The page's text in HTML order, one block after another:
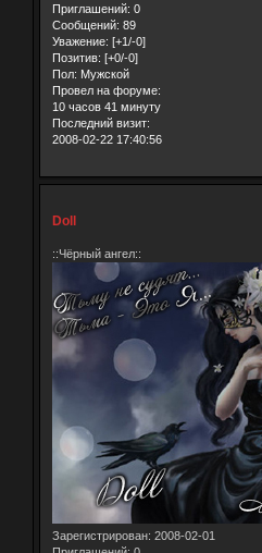
Приглашений: 0
Сообщений: 89
Уважение: [+1/-0]
Позитив: [+0/-0]
Пол: Мужской
Провел на форуме:
10 часов 41 минуту
Последний визит:
2008-02-22 17:40:56
Doll
::Чёрный ангел::
Зарегистрирован: 2008-02-01